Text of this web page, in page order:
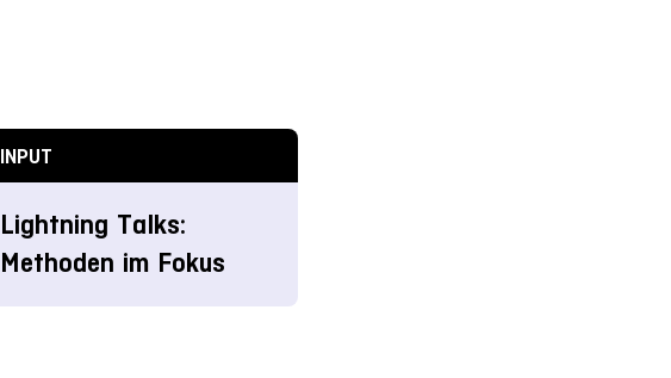
INPUT
Lightning Talks:
Methoden im Fokus